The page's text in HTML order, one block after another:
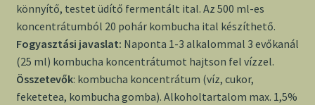
könnyítő, testet üdítő fermentált ital. Az 500 ml-es
koncentrátumból 20 pohár kombucha ital készíthető.
Fogyasztási javaslat: Naponta 1-3 alkalommal 3 evőkanál
(25 ml) kombucha koncentrátumot hajtson fel vízzel.
Összetevők: kombucha koncentrátum (víz, cukor,
feketetea, kombucha gomba). Alkoholtartalom max. 1,5%